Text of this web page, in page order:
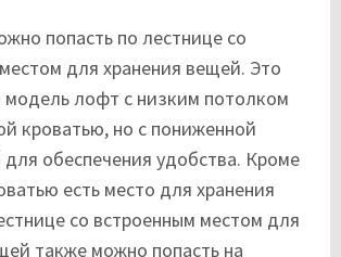
попасть по лестнице со
для хранения вещей. Это
модель лофт с низким потолком
кроватью, но с пониженной
обеспечения удобства. Кроме
есть место для хранения
со встроенным местом для
также можно попасть на